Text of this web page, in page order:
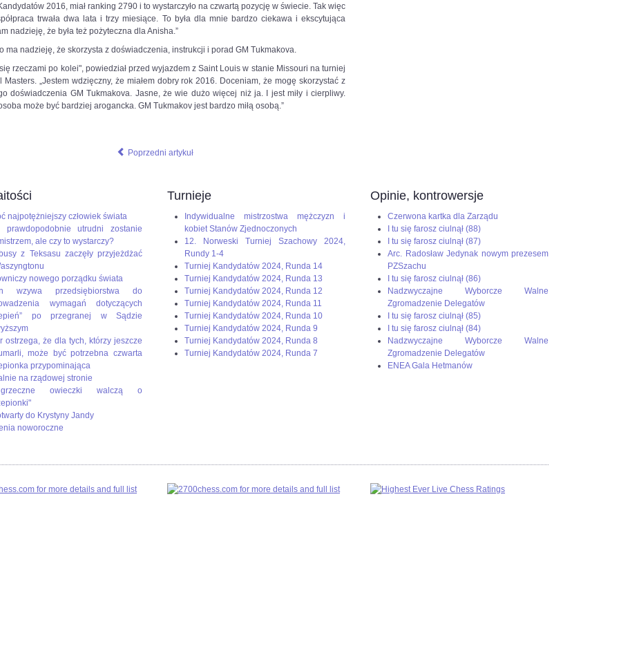
2016, miał ranking 2790 i to wystarczyło na czwartą pozycję w świecie. Tak więc
trwała dwa lata i trzy miesiące. To była dla mnie bardzo ciekawa i ekscytująca
nadzieję, że była też pożyteczna dla Anisha.”
ma nadzieję, że skorzysta z doświadczenia, instrukcji i porad GM Tukmakova.
rzeczami po kolei", powiedział przed wyjazdem z Saint Louis w stanie Missouri na turniej
Masters. „Jestem wdzięczny, że miałem dobry rok 2016. Doceniam, że mogę skorzystać z
doświadczenia GM Tukmakova. Jasne, że wie dużo więcej niż ja. I jest miły i cierpliwy.
może być bardziej arogancka. GM Tukmakov jest bardzo miłą osobą.”
Poprzedni artykuł
najpotężniejszy człowiek świata
prawdopodobnie utrudni zostanie
ale czy to wystarczy?
z Teksasu zaczęły przyjeżdżać
nowego porządku świata
wzywa przedsiębiorstwa do
wymagań dotyczących
po przegranej w Sądzie
ostrzega, że dla tych, którzy jeszcze
może być potrzebna czwarta
przypominająca
na rządowej stronie
owieczki walczą o
do Krystyny Jandy
noworoczne
Turnieje
Indywidualne mistrzostwa mężczyzn i
kobiet Stanów Zjednoczonych
12. Norweski Turniej Szachowy 2024,
Rundy 1-4
Turniej Kandydatów 2024, Runda 14
Turniej Kandydatów 2024, Runda 13
Turniej Kandydatów 2024, Runda 12
Turniej Kandydatów 2024, Runda 11
Turniej Kandydatów 2024, Runda 10
Turniej Kandydatów 2024, Runda 9
Turniej Kandydatów 2024, Runda 8
Turniej Kandydatów 2024, Runda 7
Opinie, kontrowersje
Czerwona kartka dla Zarządu
I tu się farosz ciulnął (88)
I tu się farosz ciulnął (87)
Arc. Radosław Jedynak nowym prezesem
PZSzachu
I tu się farosz ciulnął (86)
Nadzwyczajne Wyborcze Walne
Zgromadzenie Delegatów
I tu się farosz ciulnął (85)
I tu się farosz ciulnął (84)
Nadzwyczajne Wyborcze Walne
Zgromadzenie Delegatów
ENEA Gala Hetmanów